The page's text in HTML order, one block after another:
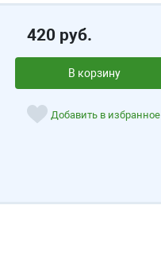
420 руб.
В корзину
Добавить в избранное